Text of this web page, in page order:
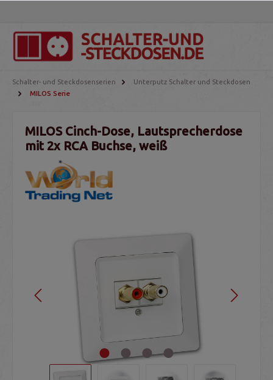
Schalter- und Steckdosenserien
Unterputz Schalter und Steckdosen
MILOS Serie
MILOS Cinch-Dose, Lautsprecherdose
mit 2x RCA Buchse, weiß